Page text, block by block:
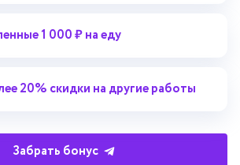
1 000 ₽ на еду
20% скидки на другие работы
Забрать бонус